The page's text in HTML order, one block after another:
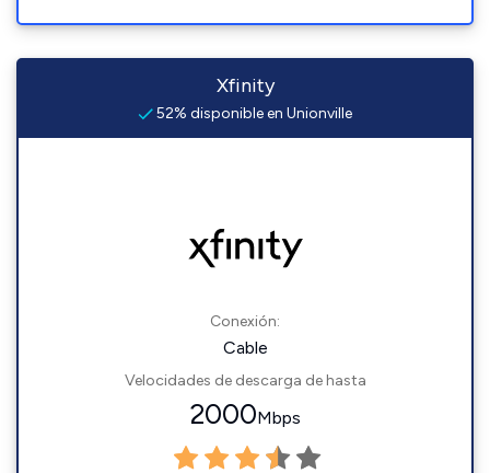
Xfinity
52% disponible en Unionville
Conexión:
Cable
Velocidades de descarga de hasta
2000Mbps